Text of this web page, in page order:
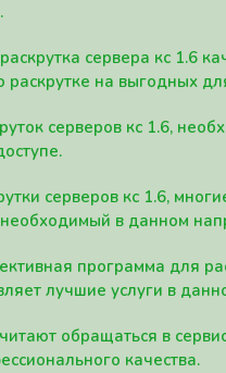
сервера кс 1.6
на выгодных
серверов кс 1.6,
серверов кс 1.6,
необходимый в данном
программа для
лучшие услуги в
обращаться в
качества.